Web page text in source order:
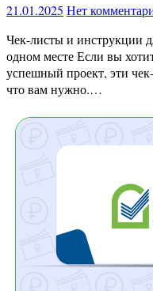
21.01.2025 Нет
Чек-листы и инструкции для успеха на YouTube: Экспертиза в
одном месте Если вы
успешный проект, эти
что вам нужно.…